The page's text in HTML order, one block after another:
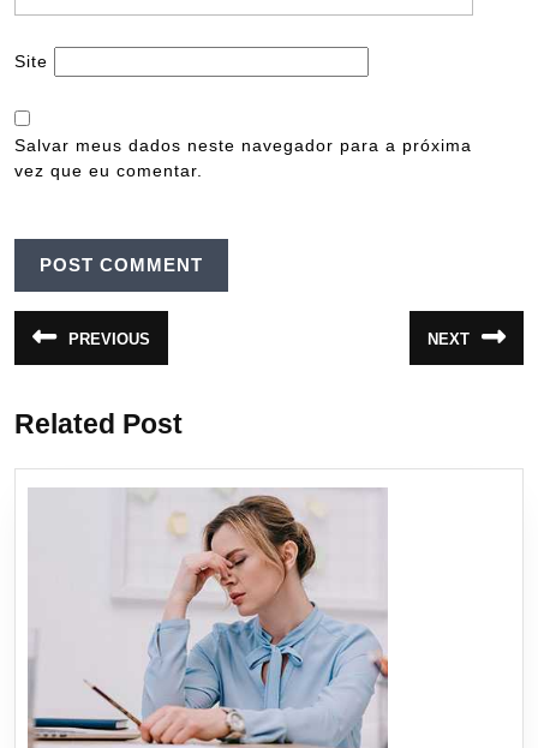
Site
Salvar meus dados neste navegador para a próxima
vez que eu comentar.
Navegação
de
PREVIOUS
anterior:
NEXT
post:
Related Post